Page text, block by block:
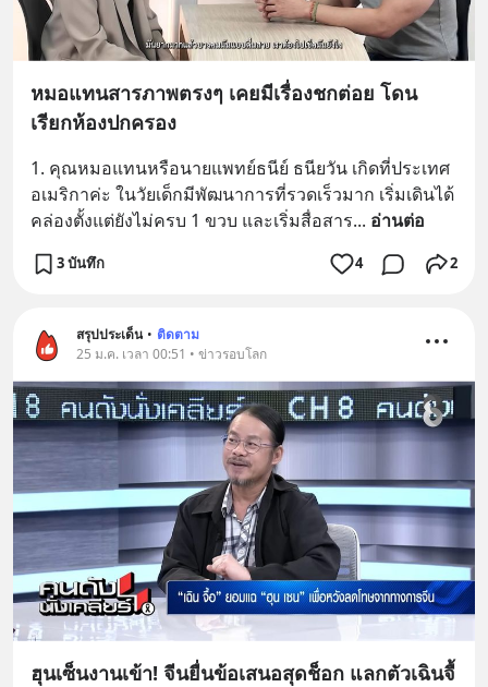
หมอแทนสารภาพตรงๆ เคยมีเรื่องชกต่อย โดน
เรียกห้องปกครอง
1. คุณหมอแทนหรือนายแพทย์ธนีย์ ธนียวัน เกิดที่ประเทศ
อเมริกาค่ะ ในวัยเด็กมีพัฒนาการที่รวดเร็วมาก เริ่มเดินได้
คล่องตั้งแต่ยังไม่ครบ 1 ขวบ และเริ่มสื่อสาร... อ่านต่อ
3 บันทึก 4 2
สรุปประเด็น • ติดตาม
25 ม.ค. เวลา 00:51 • ข่าวรอบโลก
ฮุนเซ็นงานเข้า! จีนยื่นข้อเสนอสุดช็อก แลกตัวเฉินจื้